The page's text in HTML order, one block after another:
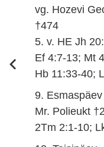
vg. Hozevi
†474
5. v. HE Jh
Ef 4:7-13; Mt
Hb 11:33-40;
9. Esmaspäev
Mr. Polieukt
2Tm 2:1-10;